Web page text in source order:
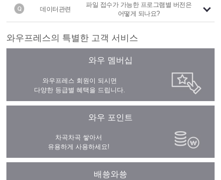
데이터관련
파일 접수가 가능한 프로그램별 버전은
어떻게 되나요?
와우프레스의 특별한 고객 서비스
와우 멤버십
와우프레스 회원이 되시면
다양한 등급별 혜택을 드립니다.
와우 포인트
차곡차곡 쌓아서
유용하게 사용하세요!
배쑝와쑝